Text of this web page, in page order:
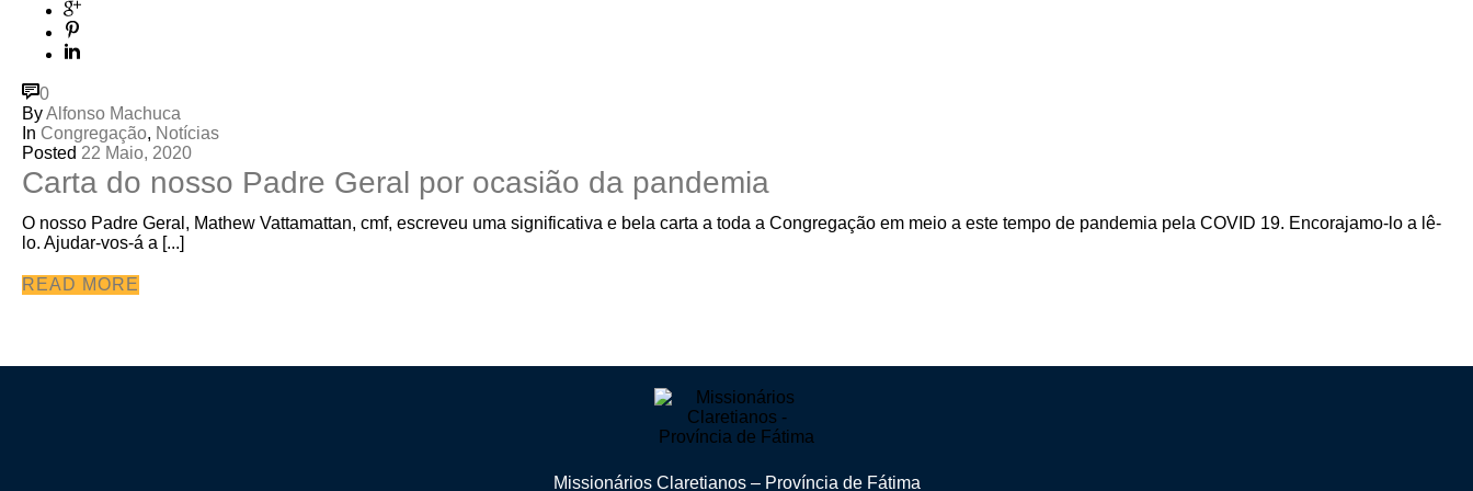
0
ByAlfonso Machuca
In Congregação, Notícias
Posted 22 Maio, 2020
Carta do nosso Padre Geral por ocasião da pandemia
O nosso Padre Geral, Mathew Vattamattan, cmf, escreveu uma significativa e bela carta a toda a Congregação em meio a este tempo de pandemia pela COVID 19. Encorajamo-lo a lê-
lo. Ajudar-vos-á a [...]
READ MORE
Missionários Claretianos – Província de Fátima